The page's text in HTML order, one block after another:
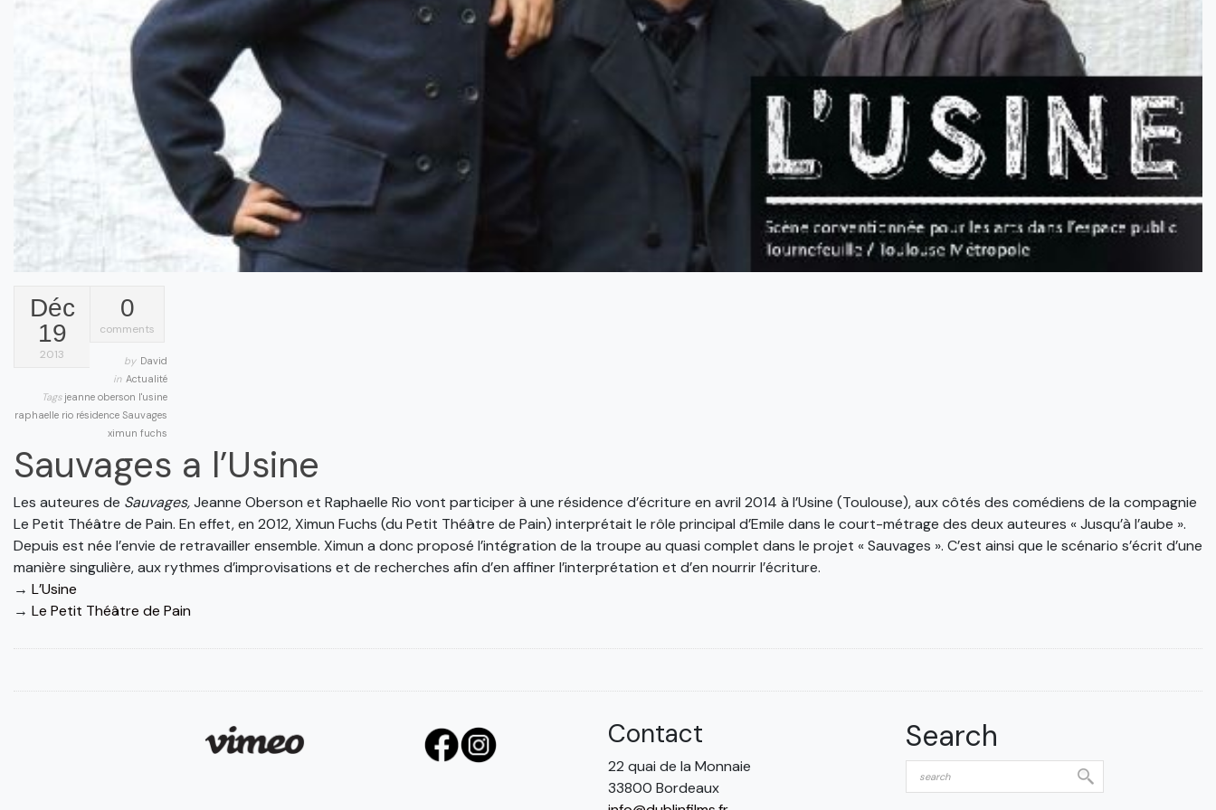
Déc
19
2013
0
comments
by David
in Actualité
Tags jeanne oberson l'usine
raphaelle rio résidence Sauvages
ximun fuchs
Sauvages a l’Usine
Les auteures de Sauvages,Jeanne Oberson et Raphaelle Rio vont participer à une résidence d’écriture en avril 2014 à l’Usine (Toulouse), aux côtés des comédiens de la compagnie
Le Petit Théâtre de Pain. En effet, en 2012, Ximun Fuchs (du Petit Théâtre de Pain) interprétait le rôle principal d’Emile dans le court-métrage des deux auteures « Jusqu’à l’aube ».
Depuis est née l’envie de retravailler ensemble. Ximun a donc proposé l’intégration de la troupe au quasi complet dans le projet « Sauvages ». C’est ainsi que le scénario s’écrit d’une
manière singulière, aux rythmes d’improvisations et de recherches afin d’en affiner l’interprétation et d’en nourrir l’écriture.
→ L’Usine
→ Le Petit Théâtre de Pain
Contact
22 quai de la Monnaie
33800 Bordeaux
Search